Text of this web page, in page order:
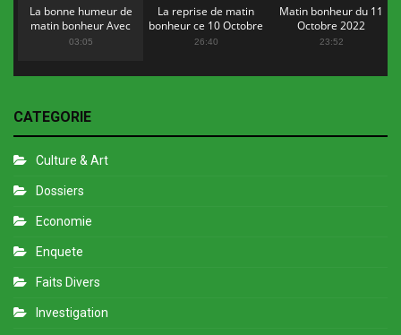
La bonne humeur de
matin bonheur Avec
Flopy Mendosa
03:05
La reprise de matin
bonheur ce 10 Octobre
2022
26:40
Matin bonheur du 11
Octobre 2022
23:52
CATEGORIE
Culture & Art
Dossiers
Economie
Enquete
Faits Divers
Investigation